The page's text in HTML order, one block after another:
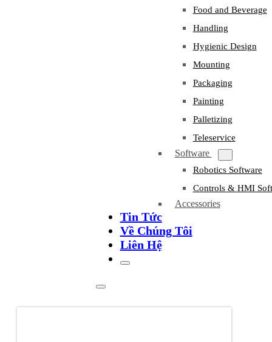
Food and Beverage
Handling
Hygienic Design
Mounting
Packaging
Painting
Palletizing
Teleservice
Software
Robotics Software
Controls & HMI
Accessories
Tin Tức
Về Chúng Tôi
Liên Hệ